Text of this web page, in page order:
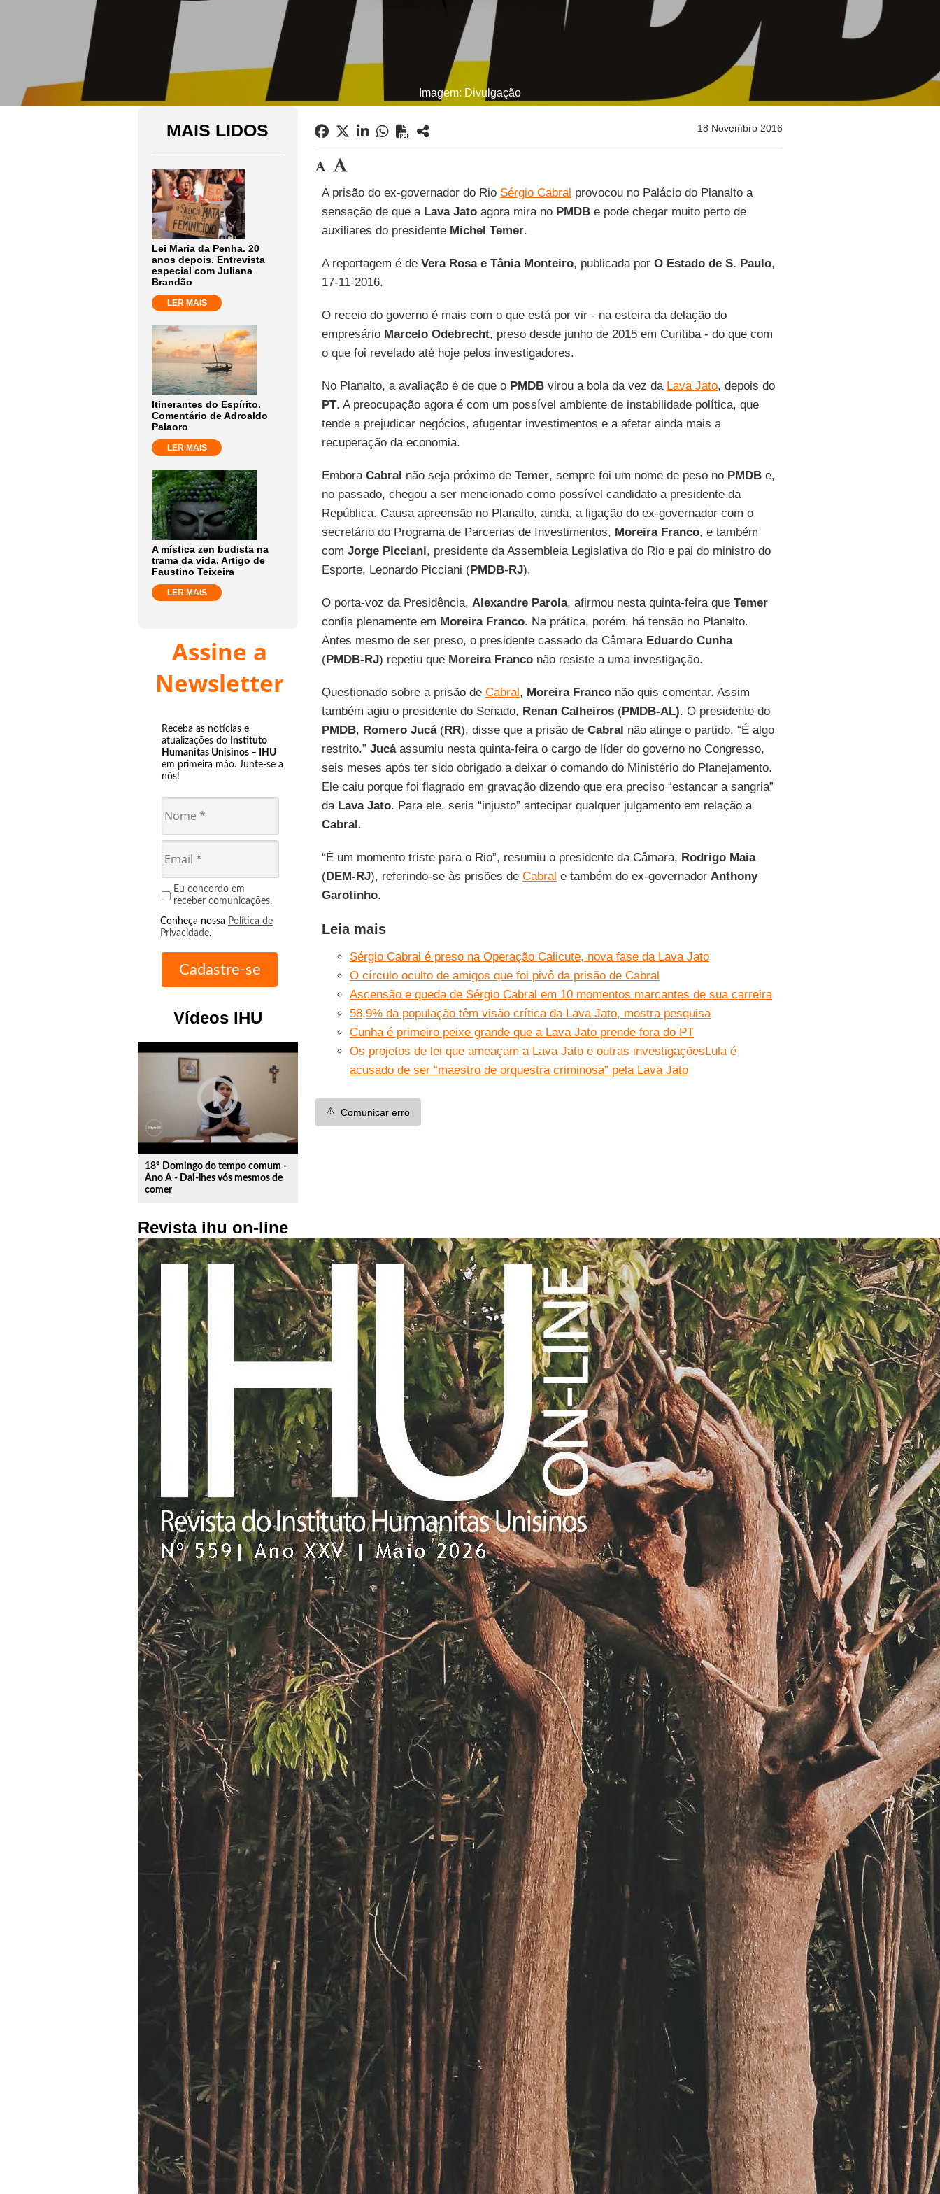
Imagem: Divulgação
MAIS LIDOS
Lei Maria da Penha. 20
anos depois. Entrevista
especial com Juliana
Brandão
LER MAIS
Itinerantes do Espírito.
Comentário de Adroaldo
Palaoro
LER MAIS
A mística zen budista na
trama da vida. Artigo de
Faustino Teixeira
LER MAIS
Assine a
Newsletter
Receba as notícias e
atualizações do Instituto
Humanitas Unisinos – IHU
em primeira mão. Junte-se a
nós!
Eu concordo em
receber comunicações.
Conheça nossa Política de
Privacidade.
Vídeos IHU
play_circle_outline
18º Domingo do tempo comum -
Ano A - Dai-lhes vós mesmos de
comer
Revista ihu on-line
18 Novembro 2016
A prisão do ex-governador do Rio Sérgio Cabral provocou no Palácio do Planalto a
sensação de que a Lava Jatoagora mira no PMDBe pode chegar muito perto de
auxiliares do presidente Michel Temer.
A reportagem é de Vera Rosa e Tânia Monteiro, publicada por O Estado de S. Paulo,
17-11-2016.
O receio do governo é mais com o que está por vir - na esteira da delação do
empresário Marcelo Odebrecht, preso desde junho de 2015 em Curitiba - do que com
o que foi revelado até hoje pelos investigadores.
No Planalto, a avaliação é de que o PMDBvirou a bola da vez da Lava Jato, depois do
PT. A preocupação agora é com um possível ambiente de instabilidade política, que
tende a prejudicar negócios, afugentar investimentos e a afetar ainda mais a
recuperação da economia.
Embora Cabral não seja próximo de Temer, sempre foi um nome de peso no PMDBe,
no passado, chegou a ser mencionado como possível candidato a presidente da
República. Causa apreensão no Planalto, ainda, a ligação do ex-governador com o
secretário do Programa de Parcerias de Investimentos, Moreira Franco, e também
com Jorge Picciani, presidente da Assembleia Legislativa do Rio e pai do ministro do
Esporte, Leonardo Picciani (PMDB-RJ).
O porta-voz da Presidência, Alexandre Parola, afirmou nesta quinta-feira que Temer
confia plenamente em Moreira Franco. Na prática, porém, há tensão no Planalto.
Antes mesmo de ser preso, o presidente cassado da Câmara Eduardo Cunha
(PMDB-RJ) repetiu que Moreira Franconão resiste a uma investigação.
Questionado sobre a prisão de Cabral, Moreira Franconão quis comentar. Assim
também agiu o presidente do Senado, Renan Calheiros(PMDB-AL). O presidente do
PMDB, Romero Jucá(RR), disse que a prisão de Cabral não atinge o partido. “É algo
restrito.” Jucáassumiu nesta quinta-feira o cargo de líder do governo no Congresso,
seis meses após ter sido obrigado a deixar o comando do Ministério do Planejamento.
Ele caiu porque foi flagrado em gravação dizendo que era preciso “estancar a sangria”
da Lava Jato. Para ele, seria “injusto” antecipar qualquer julgamento em relação a
Cabral.
“É um momento triste para o Rio”, resumiu o presidente da Câmara, Rodrigo Maia
(DEM-RJ), referindo-se às prisões de Cabral e também do ex-governador Anthony
Garotinho.
Leia mais
Sérgio Cabral é preso na Operação Calicute, nova fase da Lava Jato
O círculo oculto de amigos que foi pivô da prisão de Cabral
Ascensão e queda de Sérgio Cabral em 10 momentos marcantes de sua carreira
58,9% da população têm visão crítica da Lava Jato, mostra pesquisa
Cunha é primeiro peixe grande que a Lava Jato prende fora do PT
Os projetos de lei que ameaçam a Lava Jato e outras investigaçõesLula é
acusado de ser “maestro de orquestra criminosa” pela Lava Jato
⚠️ Comunicar erro